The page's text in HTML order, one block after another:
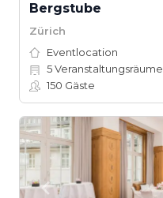
Bergstube
Zürich
Eventlocation
5Veranstaltungsräume
150 Gäste